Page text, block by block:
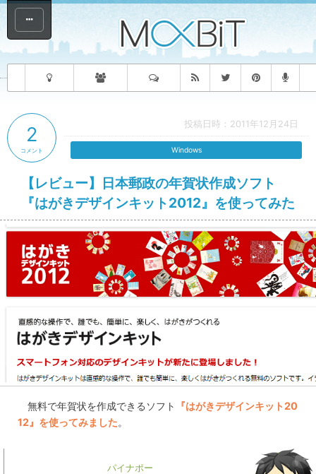
投稿日時：2011年12月24日
【レビュー】日本郵政の年賀状作成ソフト
『はがきデザインキット2012』を使ってみた
2
コメント Windows
無料で年賀状を作成できるソフト
『はがきデザインキット20
12』を使ってみました。
パイナポー